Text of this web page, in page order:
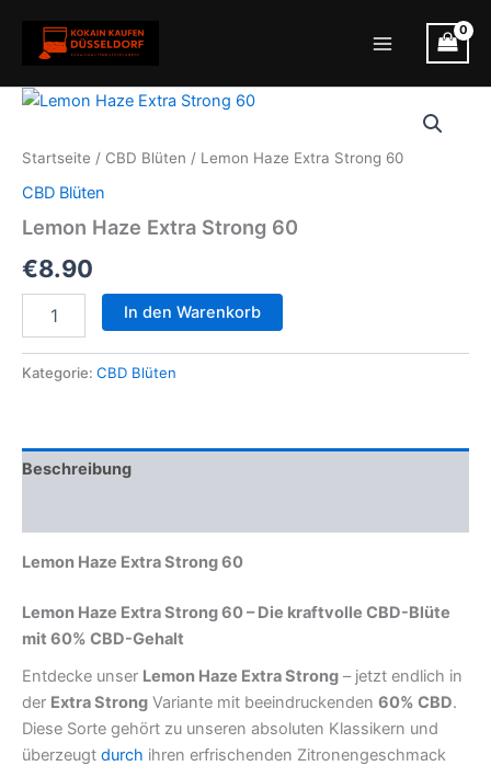
springen
Startseite / CBD Blüten / Lemon Haze Extra Strong 60
CBD Blüten
Lemon Haze Extra Strong 60
€8.90
Haze
Strong
In den Warenkorb
Kategorie: CBD Blüten
Beschreibung
Lemon Haze Extra Strong 60
Lemon Haze Extra Strong 60 – Die kraftvolle CBD-Blüte
mit 60% CBD-Gehalt
Entdecke unser Lemon Haze Extra Strong – jetzt endlich in
der Extra Strong Variante mit beeindruckenden 60% CBD.
Diese Sorte gehört zu unseren absoluten Klassikern und
überzeugt durch ihren erfrischenden Zitronengeschmack